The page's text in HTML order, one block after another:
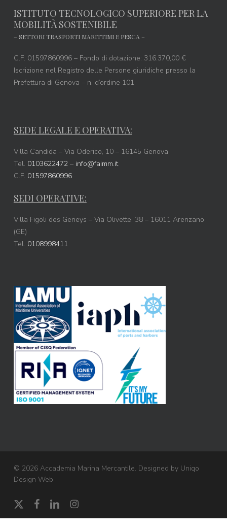
ISTITUTO TECNOLOGICO SUPERIORE PER LA
MOBILITÀ SOSTENIBILE
– SETTORI TRASPORTI MARITTIMI E PESCA –
C.F. 01597860996 – Fondo di dotazione: 316.370,00 €
Iscrizione nel Registro delle Persone giuridiche presso la
Prefettura di Genova – n. d’ordine 101
SEDE LEGALE E OPERATIVA:
Villa Candida – Via Oderico, 10 – 16145 Genova
Tel. 0103622472– info@faimm.it
C.F. 01597860996
SEDI OPERATIVE:
Villa Figoli des Geneys – Via Olivette, 38 – 16011 Arenzano
(GE)
Tel. 0108998411
© 2026 Accademia Marina Mercantile. Designed by Uniqo
Design Web
x-
facebooklinkedininstagram